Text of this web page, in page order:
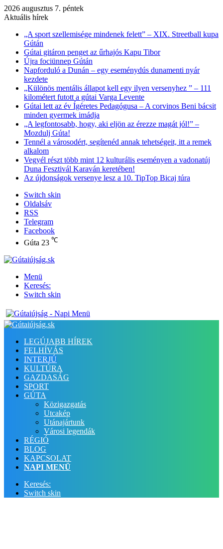
2026 augusztus 7. péntek
Aktuális hírek
„A sport szellemisége mindenek felett” – XIX. Streetball kupa
Gútán
Gútai gitáron penget az űrhajós Kapu Tibor
Újra fociünnep Gútán
Napforduló a Dunán – egy eseménydús dunamenti nyár
kezdete
„Különös mentális állapot kell egy ilyen versenyhez ” – 111
kilométert futott a gútai Varga Levente
Gútai lett az év Ígéretes Pedagógusa – A corvinos Beni bácsit
minden gyermek imádja
„A legfontosabb, hogy, aki eljön az érezze magát jól!” –
Mozdulj Gúta!
Tennél a városodért, segítenéd annak tehetségeit, itt a remek
alkalom
Vegyél részt több mint 12 kulturális eseményen a vadonatúj
Duna Fesztivál Karaván keretében!
Az újdonságok versenye lesz a 10. TipTop Bicaj túra
Switch skin
Oldalsáv
RSS
Telegram
Facebook
Gúta 23 ℃
Menü
Keresés:
Switch skin
LEGÚJABB HÍREK
FELHÍVÁS
INTERJÚ
KULTÚRA
GAZDASÁG
SPORT
GÚTA
Közigazgatás
Utcakép
Utánajártunk
Városi legendák
RÉGIÓ
BLOG
KAPCSOLAT
NAPI MENÜ
Keresés:
Switch skin